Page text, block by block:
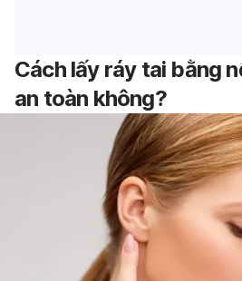
Cách lấy ráy tai bằng
an toàn không?